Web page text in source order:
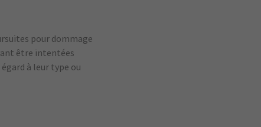
pour dommage
être intentées
à leur type ou